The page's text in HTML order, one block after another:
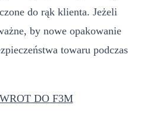
do rąk klienta. Jeżeli
by nowe opakowanie
towaru podczas
DO F3M